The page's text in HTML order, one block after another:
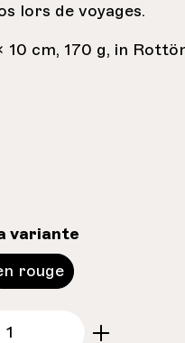
lors de voyages.
cm, 170 g, in
variante
rouge